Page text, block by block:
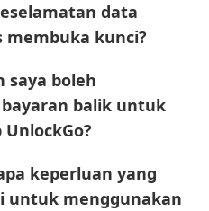
data
membuka kunci?
saya boleh
balik untuk
keperluan yang
untuk menggunakan